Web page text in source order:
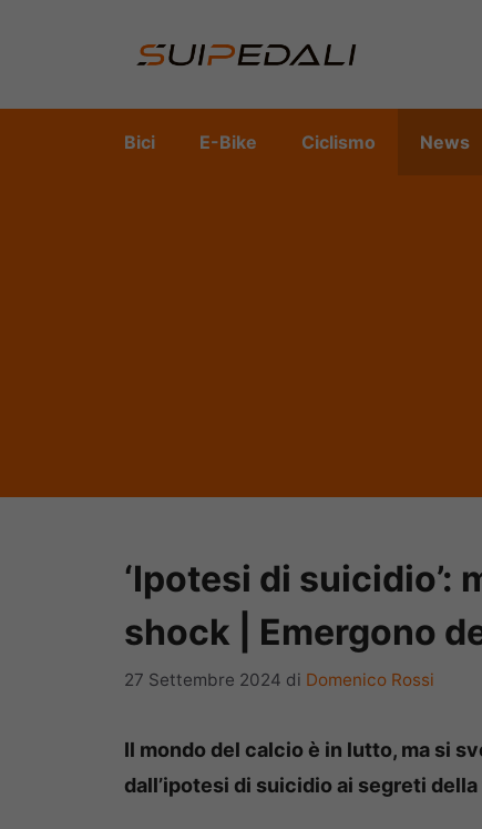
Bici E-Bike Ciclismo News
‘Ipotesi di suicidio’:
shock | Emergono
27 Settembre 2024 di Domenico Rossi
Il mondo del calcio è in lutto, ma si
dall’ipotesi di suicidio ai segreti